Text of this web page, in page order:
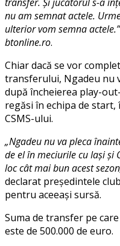
nu am semnat actele.
ulterior vom semna actele.”
btonline.ro.
Chiar dacă se vor
transferului, Ngadeu nu
după încheierea play-
regăsi în echipa de start,
CSMS-ului.
„Ngadeu nu va pleca
de el în meciurile cu Iaşi şi
loc cât mai bun acest
declarat președintele
pentru aceeași sursă.
Suma de transfer pe
este de 500.000 de euro.